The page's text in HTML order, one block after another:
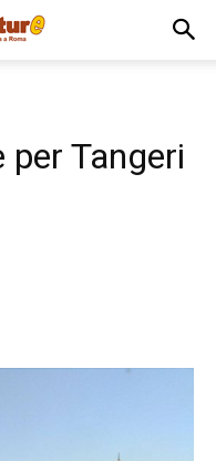
per Tangeri